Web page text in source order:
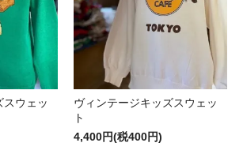
スウェッ
ヴィンテージキッズスウェッ
ト
4,400円(税400円)